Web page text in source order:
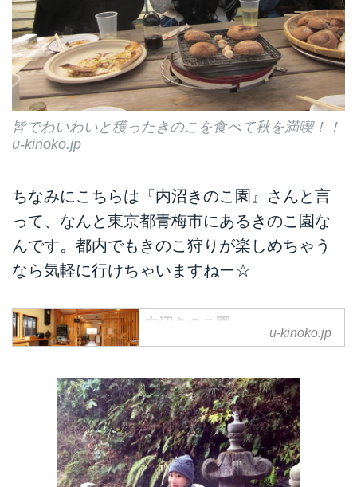
皆でわいわいと穫ったきのこを食べて秋を満喫！！
u-kinoko.jp
ちなみにこちらは『内沼きのこ園』さんと言
って、なんと東京都青梅市にあるきのこ園な
んです。都内でもきのこ狩りが楽しめちゃう
なら気軽に行けちゃいますねー☆
内沼きのこ園
内沼きのこ園
u-kinoko.jp